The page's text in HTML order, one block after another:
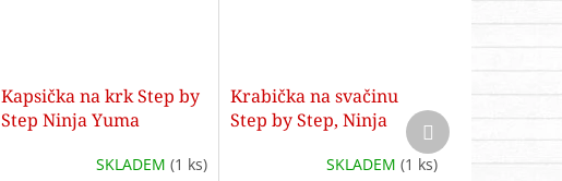
Kapsička na krk Step by
Step Ninja Yuma
SKLADEM(1 ks)
Krabička na svačinu
Step by Step, Ninja
SKLADEM (1 ks)
Další
produkt